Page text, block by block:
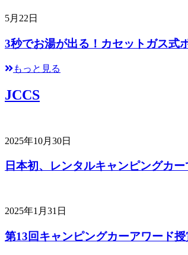
5月22日
3秒でお湯が出る！カセットガス式
もっと見る
JCCS
2025年10月30日
日本初、レンタルキャンピングカ
2025年1月31日
第13回キャンピングカーアワード